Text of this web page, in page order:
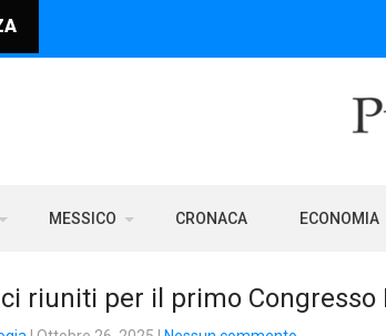
MESSICO CRONACA ECONOMIA
riuniti per il primo